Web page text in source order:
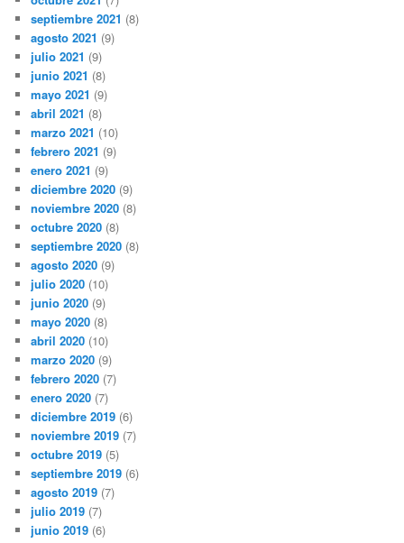
septiembre 2021 (8)
agosto 2021 (9)
julio 2021 (9)
junio 2021 (8)
mayo 2021 (9)
abril 2021 (8)
marzo 2021 (10)
febrero 2021 (9)
enero 2021 (9)
diciembre 2020 (9)
noviembre 2020 (8)
octubre 2020 (8)
septiembre 2020 (8)
agosto 2020 (9)
julio 2020 (10)
junio 2020 (9)
mayo 2020 (8)
abril 2020 (10)
marzo 2020 (9)
febrero 2020 (7)
enero 2020 (7)
diciembre 2019 (6)
noviembre 2019 (7)
octubre 2019 (5)
septiembre 2019 (6)
agosto 2019 (7)
julio 2019 (7)
junio 2019 (6)